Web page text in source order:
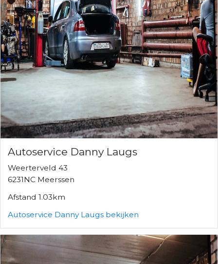
Autoservice Danny Laugs
Weerterveld 43
6231NC Meerssen
Afstand 1.03km
Autoservice Danny Laugs bekijken